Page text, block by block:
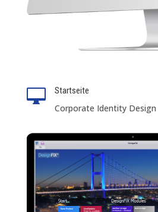
 Startseite
Corporate Identity Design